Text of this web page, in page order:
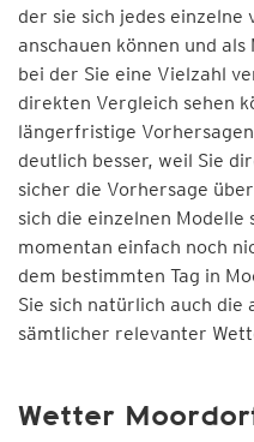
der sie sich jedes
anschauen können und
bei der Sie eine Vielzahl
direkten Vergleich sehen
längerfristige
deutlich besser, weil Sie
sicher die Vorhersage
sich die einzelnen
momentan einfach noch
dem bestimmten Tag in
Sie sich natürlich auch die
sämtlicher relevanter
Wetter